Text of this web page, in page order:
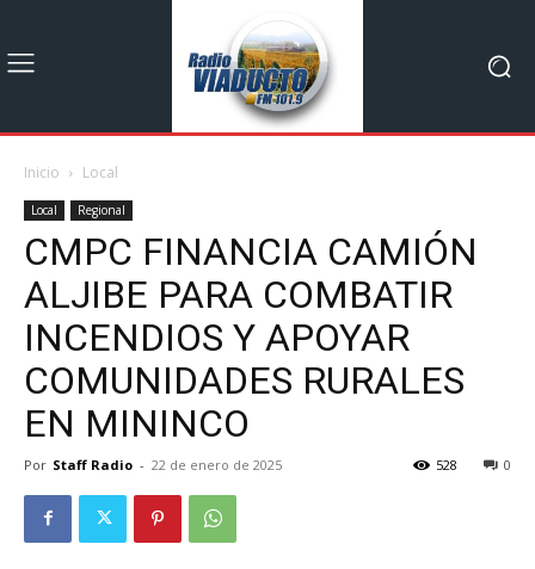
Inicio Local
Local Regional
CMPC FINANCIA CAMIÓN
ALJIBE PARA COMBATIR
INCENDIOS Y APOYAR
COMUNIDADES RURALES
EN MININCO
Por Staff Radio - 22 de enero de 2025 0
528